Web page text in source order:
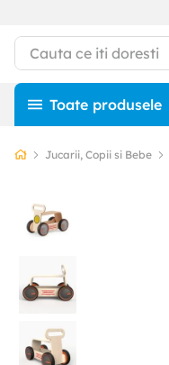
Jucarii, Copii si Bebe